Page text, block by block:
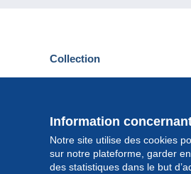
Information
Notre site utilise des cookies
sur notre plateforme, garder
des statistiques dans le but
Collection
Cartes postales
Monnaies & Billets